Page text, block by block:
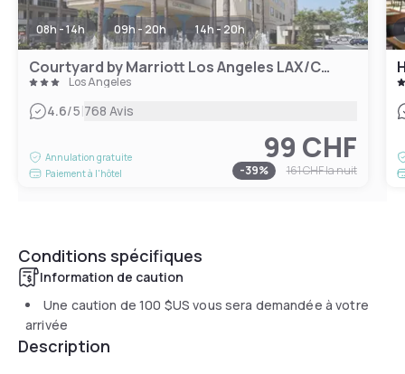
08h - 14h 09h - 20h 14h - 20h
Courtyard by Marriott Los Angeles LAX/Century Boulevard
Los Angeles
4.6/5|768 Avis
Annulation gratuite
Paiement à l'hôtel
99 CHF
-39% 161 CHFla nuit
Conditions spécifiques
Information de caution
Une caution de100 $US vous sera demandée à votre
arrivée
Description